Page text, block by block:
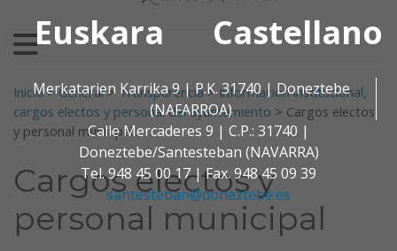
Euskara Castellano
Merkatarien Karrika 9 | P.K. 31740 | Doneztebe
(NAFARROA)
Calle Mercaderes 9 | C.P.: 31740 |
Doneztebe/Santesteban (NAVARRA)
Tel. 948 45 00 17 | Fax. 948 45 09 39
santesteban@doneztebe.es
Buscar:
Inicio>General> Transparencia> Información institucional,
cargos electos y personal del ayuntamiento > Cargos electos
y personal municipal
Cargos electos y
personal municipal